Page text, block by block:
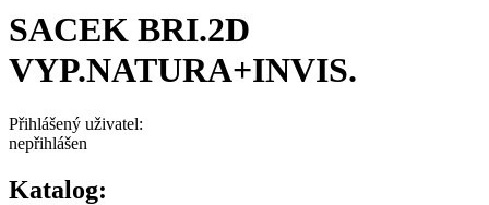
SACEK BRI.2D
VYP.NATURA+INVIS.
Přihlášený uživatel:
nepřihlášen
Katalog: